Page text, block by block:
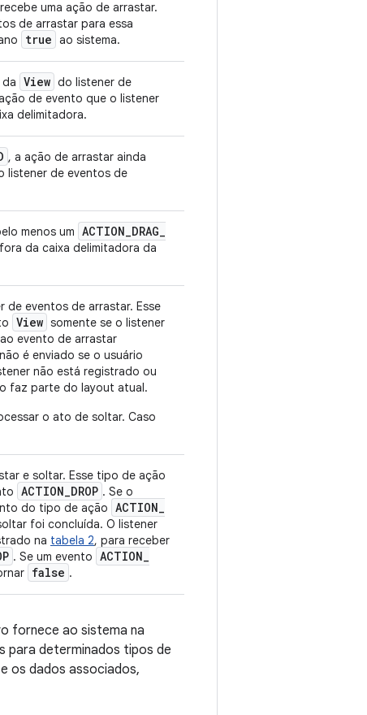
uma ação de arrastar.
de arrastar para essa
true ao sistema.
View do listener de
de evento que o listener
delimitadora.
, a ação de arrastar ainda
listener de eventos de
menos um ACTION_DRAG_
da caixa delimitadora da
de eventos de arrastar. Esse
View somente se o listener
evento de arrastar
é enviado se o usuário
não está registrado ou
faz parte do layout atual.
o ato de soltar. Caso
e soltar. Esse tipo de ação
ACTION_DROP . Se o
do tipo de ação ACTION_
foi concluída. O listener
na tabela 2, para receber
. Se um evento ACTION_
false .
fornece ao sistema na
para determinados tipos de
os dados associados,